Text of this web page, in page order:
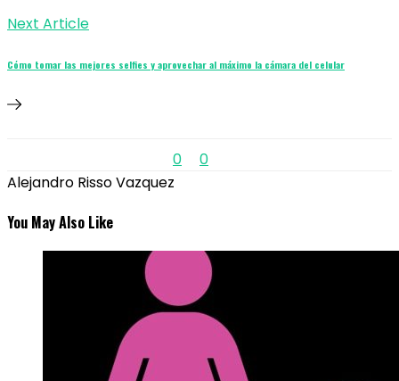
Next Article
Cómo tomar las mejores selfies y aprovechar al máximo la cámara del celular
0
0
Alejandro Risso Vazquez
You May Also Like